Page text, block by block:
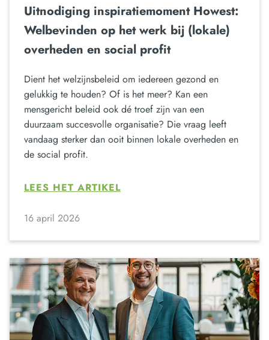
Uitnodiging inspiratiemoment Howest:
Welbevinden op het werk bij (lokale)
overheden en social profit
Dient het welzijnsbeleid om iedereen gezond en
gelukkig te houden? Of is het meer? Kan een
mensgericht beleid ook dé troef zijn van een
duurzaam succesvolle organisatie? Die vraag leeft
vandaag sterker dan ooit binnen lokale overheden en
de social profit.
LEES HET ARTIKEL
16 april 2026